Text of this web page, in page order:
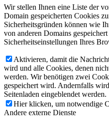
Wir stellen Ihnen eine Liste der
Domain gespeicherten Cookies
Sicherheitsgründen können wie
von anderen Domains
Sicherheitseinstellungen Ihres
Aktivieren, damit die
wird und alle Cookies, denen
werden. Wir benötigen zwei
gespeichert wird. Andernfalls
Seitenladen eingeblendet werden.
Hier klicken, um notwendige
Andere externe Dienste